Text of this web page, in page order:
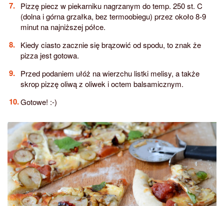
Pizzę piecz w piekarniku nagrzanym do temp. 250 st. C
(dolna i górna grzałka, bez termoobiegu) przez około 8-9
minut na najniższej półce.
Kiedy ciasto zacznie się brązowić od spodu, to znak że
pizza jest gotowa.
Przed podaniem ułóż na wierzchu listki melisy, a także
skrop pizzę oliwą z oliwek i octem balsamicznym.
Gotowe! :-)